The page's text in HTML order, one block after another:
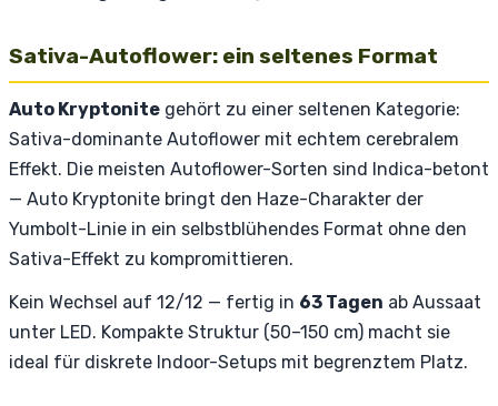
Sativa-Autoflower: ein seltenes Format
Auto Kryptonite gehört zu einer seltenen Kategorie:
Sativa-dominante Autoflower mit echtem cerebralem
Effekt. Die meisten Autoflower-Sorten sind Indica-betont
— Auto Kryptonite bringt den Haze-Charakter der
Yumbolt-Linie in ein selbstblühendes Format ohne den
Sativa-Effekt zu kompromittieren.
Kein Wechsel auf 12/12 — fertig in 63 Tagen ab Aussaat
unter LED. Kompakte Struktur (50–150 cm) macht sie
ideal für diskrete Indoor-Setups mit begrenztem Platz.